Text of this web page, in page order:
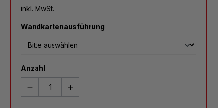
inkl. MwSt.
Wandkartenausführung
Anzahl